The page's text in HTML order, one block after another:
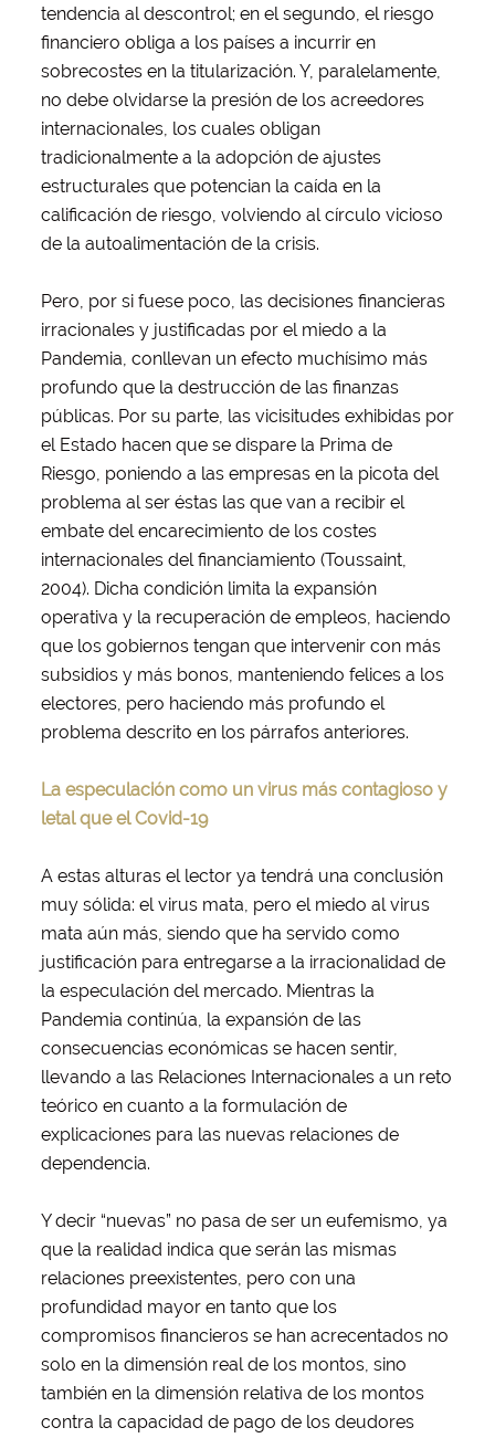
tendencia al descontrol; en el segundo, el riesgo
financiero obliga a los países a incurrir en
sobrecostes en la titularización. Y, paralelamente,
no debe olvidarse la presión de los acreedores
internacionales, los cuales obligan
tradicionalmente a la adopción de ajustes
estructurales que potencian la caída en la
calificación de riesgo, volviendo al círculo vicioso
de la autoalimentación de la crisis.
Pero, por si fuese poco, las decisiones financieras
irracionales y justificadas por el miedo a la
Pandemia, conllevan un efecto muchísimo más
profundo que la destrucción de las finanzas
públicas. Por su parte, las vicisitudes exhibidas por
el Estado hacen que se dispare la Prima de
Riesgo, poniendo a las empresas en la picota del
problema al ser éstas las que van a recibir el
embate del encarecimiento de los costes
internacionales del financiamiento (Toussaint,
2004). Dicha condición limita la expansión
operativa y la recuperación de empleos, haciendo
que los gobiernos tengan que intervenir con más
subsidios y más bonos, manteniendo felices a los
electores, pero haciendo más profundo el
problema descrito en los párrafos anteriores.
La especulación como un virus más contagioso y
letal que el Covid-19
A estas alturas el lector ya tendrá una conclusión
muy sólida: el virus mata, pero el miedo al virus
mata aún más, siendo que ha servido como
justificación para entregarse a la irracionalidad de
la especulación del mercado. Mientras la
Pandemia continúa, la expansión de las
consecuencias económicas se hacen sentir,
llevando a las Relaciones Internacionales a un reto
teórico en cuanto a la formulación de
explicaciones para las nuevas relaciones de
dependencia.
Y decir “nuevas” no pasa de ser un eufemismo, ya
que la realidad indica que serán las mismas
relaciones preexistentes, pero con una
profundidad mayor en tanto que los
compromisos financieros se han acrecentados no
solo en la dimensión real de los montos, sino
también en la dimensión relativa de los montos
contra la capacidad de pago de los deudores